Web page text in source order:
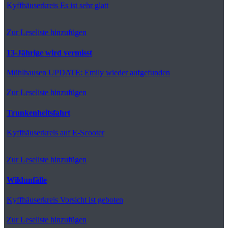
Kyffhäuserkreis Es ist sehr glatt
Zur Leseliste hinzufügen
13-Jährige wird vermisst
Mühlhausen UPDATE: Emily wieder aufgefunden
Zur Leseliste hinzufügen
Trunkenheitsfahrt
Kyffhäuserkreis auf E-Scooter
Zur Leseliste hinzufügen
Wildunfälle
Kyffhäuserkreis Vorsicht ist geboten
Zur Leseliste hinzufügen